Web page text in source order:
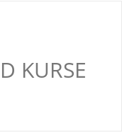
KURSE